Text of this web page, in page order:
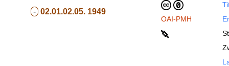
- 02.01.02.05. 1949
OAI-PMH